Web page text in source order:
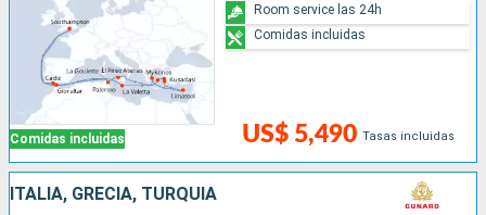
Comidas incluidas US$ 5,490 Tasas incluidas
Room service las 24h
Comidas incluidas
ITALIA, GRECIA, TURQUÍA